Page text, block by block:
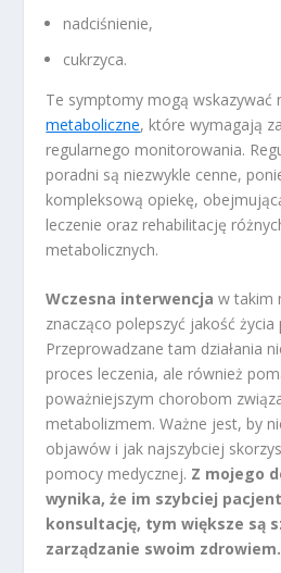
nadciśnienie,
cukrzyca.
Te symptomy mogą wskazywać
metaboliczne, które wymagają
regularnego monitorowania.
poradni są niezwykle cenne,
kompleksową opiekę,
leczenie oraz rehabilitację
metabolicznych.
Wczesna interwencja w takim
znacząco polepszyć jakość życia
Przeprowadzane tam działania
proces leczenia, ale również
poważniejszym chorobom
metabolizmem. Ważne jest, by
objawów i jak najszybciej
pomocy medycznej. Z mojego
wynika, że im szybciej
konsultację, tym większe są
zarządzanie swoim zdrowiem.